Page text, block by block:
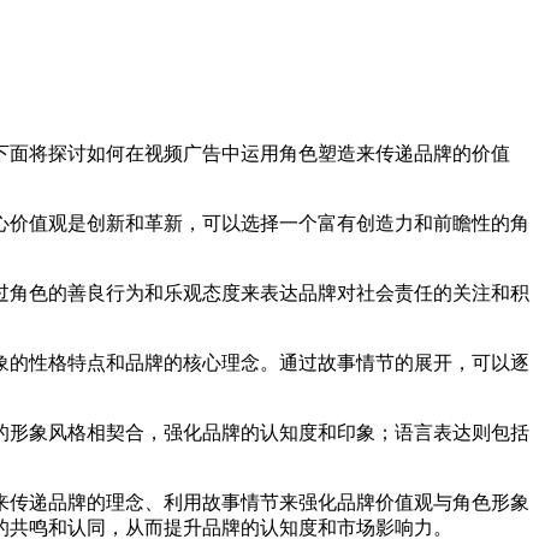
将探讨如何在视频广告中运用角色塑造来传递品牌的价值
值观是创新和革新，可以选择一个富有创造力和前瞻性的角
色的善良行为和乐观态度来表达品牌对社会责任的关注和积
性格特点和品牌的核心理念。通过故事情节的展开，可以逐
象风格相契合，强化品牌的认知度和印象；语言表达则包括
递品牌的理念、利用故事情节来强化品牌价值观与角色形象
鸣和认同，从而提升品牌的认知度和市场影响力。